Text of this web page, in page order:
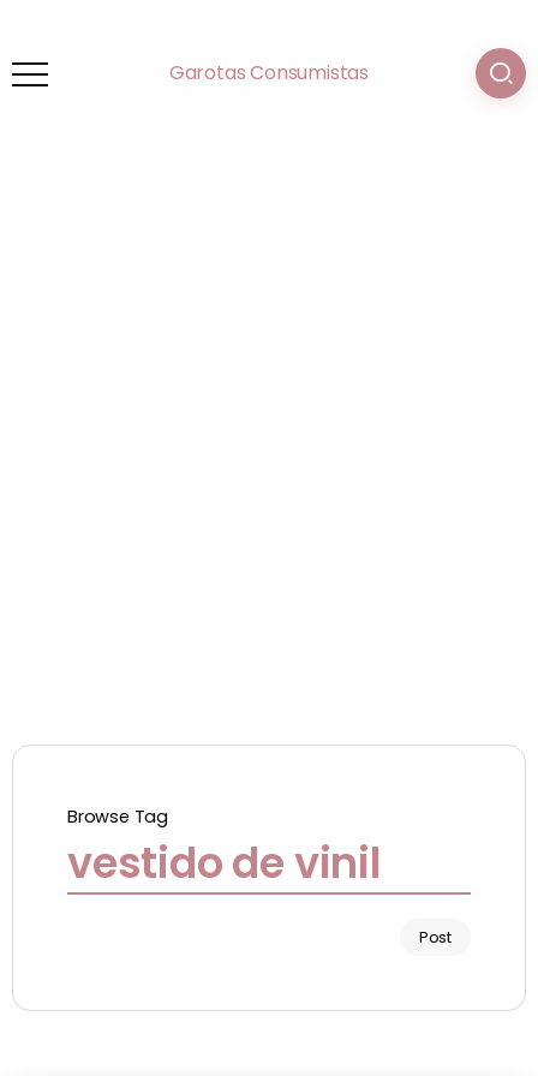
Garotas Consumistas
Browse Tag
vestido de vinil
Post